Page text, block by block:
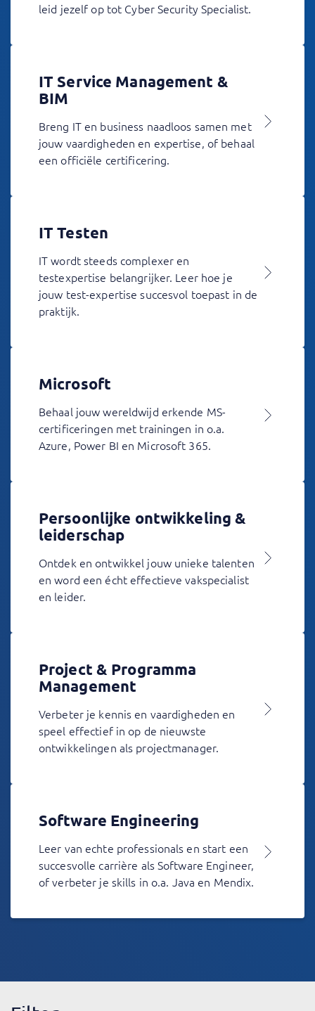
leid jezelf op tot Cyber Security Specialist.
IT Service Management &
BIM
Breng IT en business naadloos samen met
jouw vaardigheden en expertise, of behaal
een officiële certificering.
IT Testen
IT wordt steeds complexer en
testexpertise belangrijker. Leer hoe je
jouw test-expertise succesvol toepast in de
praktijk.
Microsoft
Behaal jouw wereldwijd erkende MS-
certificeringen met trainingen in o.a.
Azure, Power BI en Microsoft 365.
Persoonlijke ontwikkeling &
leiderschap
Ontdek en ontwikkel jouw unieke talenten
en word een écht effectieve vakspecialist
en leider.
Project & Programma
Management
Verbeter je kennis en vaardigheden en
speel effectief in op de nieuwste
ontwikkelingen als projectmanager.
Software Engineering
Leer van echte professionals en start een
succesvolle carrière als Software Engineer,
of verbeter je skills in o.a. Java en Mendix.